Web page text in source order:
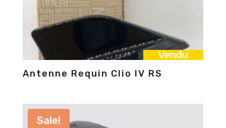
Vendu
Antenne Requin Clio IV RS
Sale!